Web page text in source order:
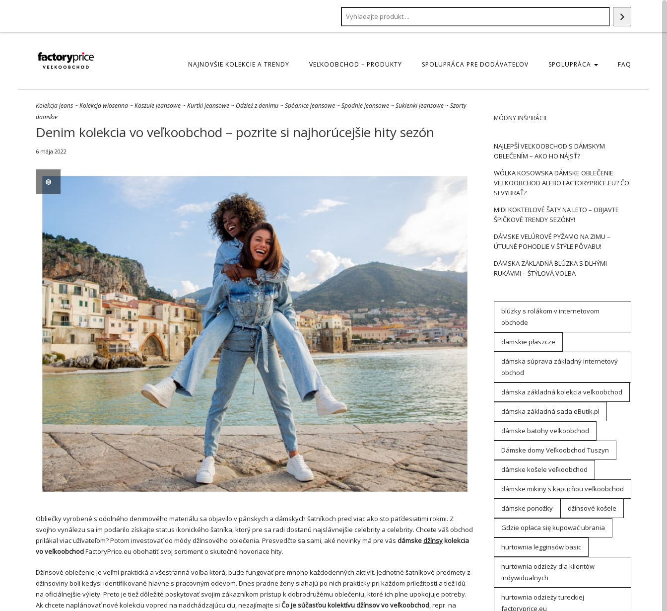
produktu
NAJNOVŠIE KOLEKCIE A TRENDY VEĽKOOBCHOD – PRODUKTY SPOLUPRÁCA PRE DODÁVATEĽOV SPOLUPRÁCA FAQ
Kolekcja jeans~Kolekcja wiosenna~Koszule jeansowe~Kurtki jeansowe~ Odzież z denimu~Spódnice jeansowe~Spodnie jeansowe~Sukienki jeansowe~Szorty
damskie
Denim kolekcia vo veľkoobchod – pozrite si najhorúcejšie hity sezón
6 mája 2022
Obliečky vyrobené s odolného denimového materiálu sa objavilo v pánskych a dámskych šatníkoch pred viac ako sto päťdesiatimi rokmi. Z
svojho vynálezu sa im podarilo získajte status ikonického šatníka, ktorý pre sa radi dostanú najslávnejšie celebrity a celebrity. Chcete váš obchod
prilákal viac užívateľom? Potom investovať do módy džínsového oblečenia. Presvedčte sa sami, aké novinky má pre vás dámske džínsykolekcia
vo veľkoobchodFactoryPrice.eu obohatiť svoj sortiment o skutočné hovoriace hity.
Džínsové oblečenie je veľmi praktická a všestranná voľba ktorá, bude fungovať pre mnoho každodenných aktivít. Jednotné šatníkové predmety z
džínsoviny boli kedysi identifikované hlavne s pracovným odevom. Dnes pradne ženy siahajú po nich prakticky pri každom príležitosti a tiež idú
na oficiálnejšie výlety. Preto je tiež dôležité poskytovať svojim zákazníkom prístup k dobrodružému oblečeniu, ktoré ich plne upokojuje potreby.
Ak chcete naplánovať nové kolekciu vopred na nadchádzajúcu ciu, nezajímajte si Čo je súčasťou kolektívu džínsov vo veľkoobchod, repr. na
MÓDNY INŠPIRÁCIE
NAJLEPŠÍ VEĽKOOBCHOD S DÁMSKYM
OBLEČENÍM – AKO HO NÁJSŤ?
WÓLKA KOSOWSKA DÁMSKE OBLEČENIE
VEĽKOOBCHOD ALEBO FACTORYPRICE.EU? ČO
SI VYBRAŤ?
MIDI KOKTEILOVÉ ŠATY NA LETO – OBJAVTE
ŠPIČKOVÉ TRENDY SEZÓNY!
DÁMSKE VELÚROVÉ PYŽAMO NA ZIMU –
ÚTULNÉ POHODLIE V ŠTÝLE PÔVABU!
DÁMSKA ZÁKLADNÁ BLÚZKA S DLHÝMI
RUKÁVMI – ŠTÝLOVÁ VOĽBA
blúzky s rolákom v internetovom
obchode
damskie płaszcze
dámska súprava základný internetový
obchod
dámska základná kolekcia veľkoobchod
dámska základná sada eButik.pl
dámske batohy veľkoobchod
Dámske domy Veľkoobchod Tuszyn
dámske košele veľkoobchod
dámske mikiny s kapucňou veľkoobchod
dámske ponožky džínsové košele
Gdzie opłaca się kupować ubrania
hurtownia legginsów basic
hurtownia odzieży dla klientów
indywidualnych
hurtownia odzieży tureckiej
factoryprice.eu